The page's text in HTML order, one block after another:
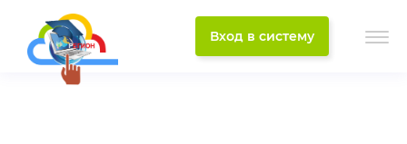
Вход в систему